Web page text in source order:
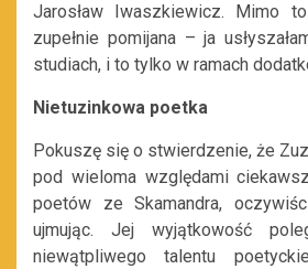
Jarosław Iwaszkiewicz. Mimo
zupełnie pomijana – ja
studiach, i to tylko w ramach
Nietuzinkowa poetka
Pokuszę się o stwierdzenie, że
pod wieloma względami
poetów ze Skamandra,
ujmując. Jej wyjątkowość
niewątpliwego talentu